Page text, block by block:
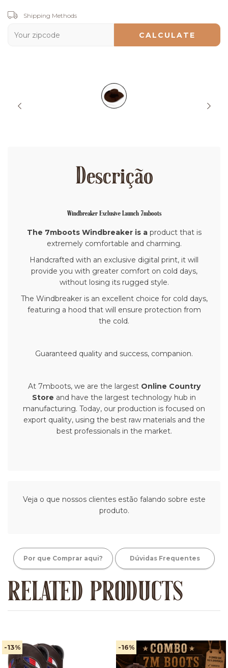
Shipping for zipcode:
Shipping Methods
CALCULATE
Descrição
Windbreaker Exclusive Launch 7mboots
The 7mboots Windbreaker is aproduct that is
extremely comfortable and charming.
Handcrafted with an exclusive digital print, it will
provide you with greater comfort on cold days,
without losing its rugged style.
The Windbreaker is an excellent choice for cold days,
featuring a hood that will ensure protection from
the cold.
Guaranteed quality and success, companion.
At 7mboots, we are the largest Online Country
Store and have the largest technology hub in
manufacturing. Today, our production is focused on
export quality, using the best raw materials and the
best professionals in the market.
Veja o que nossos clientes estão falando sobre este
produto.
Por que Comprar aqui? Dúvidas Frequentes
RELATED PRODUCTS
-13% -16%